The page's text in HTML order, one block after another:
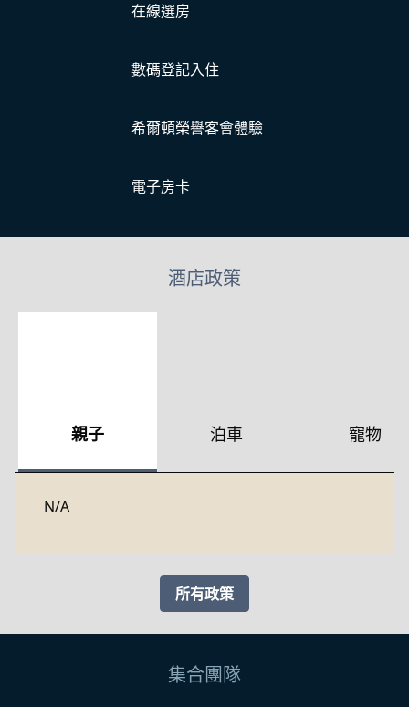
在線選房
數碼登記入住
希爾頓榮譽客會體驗
電子房卡
酒店政策
親子 泊車 寵物
N/A
所有政策
集合團隊